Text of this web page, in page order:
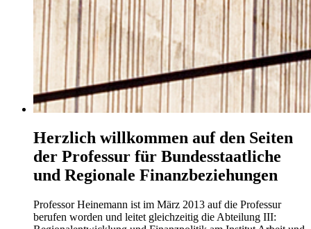
Herzlich willkommen auf den Seiten
der Professur für Bundesstaatliche
und Regionale Finanzbeziehungen
Professor Heinemann ist im März 2013 auf die Professur
berufen worden und leitet gleichzeitig die Abteilung III: